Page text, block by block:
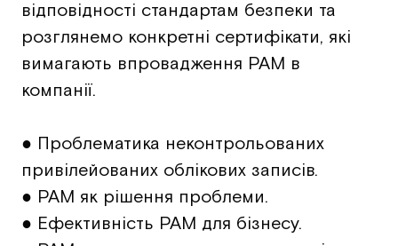
відповідності стандартам безпеки та
розглянемо конкретні сертифікати, які
вимагають впровадження PAM в
компанії.
● Проблематика неконтрольованих
привілейованих облікових записів.
● PAM як рішення проблеми.
● Ефективність PAM для бізнесу.